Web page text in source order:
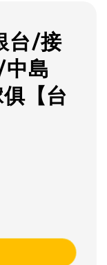
台/接
島
【台